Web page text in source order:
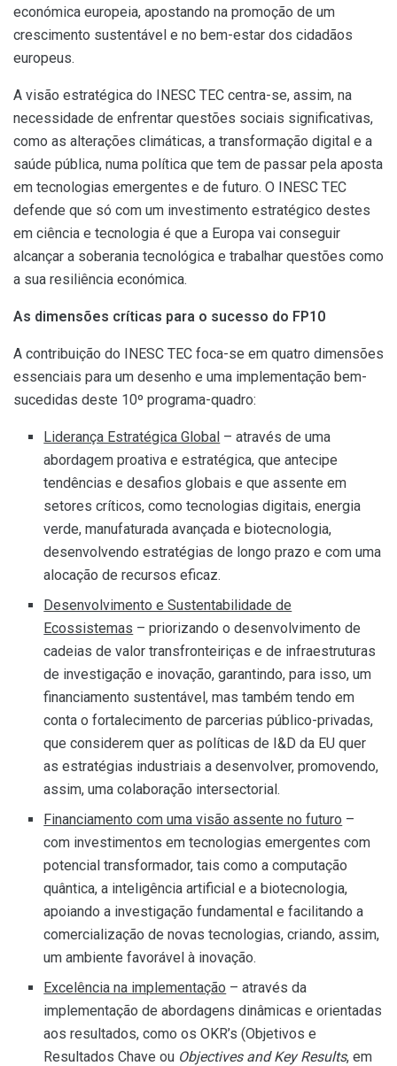
económica europeia, apostando na promoção de um
crescimento sustentável e no bem-estar dos cidadãos
europeus.
A visão estratégica do INESC TEC centra-se, assim, na
necessidade de enfrentar questões sociais significativas,
como as alterações climáticas, a transformação digital e a
saúde pública, numa política que tem de passar pela aposta
em tecnologias emergentes e de futuro. O INESC TEC
defende que só com um investimento estratégico destes
em ciência e tecnologia é que a Europa vai conseguir
alcançar a soberania tecnológica e trabalhar questões como
a sua resiliência económica.
As dimensões críticas para o sucesso do FP10
A contribuição do INESC TEC foca-se em quatro dimensões
essenciais para um desenho e uma implementação bem-
sucedidas deste 10º programa-quadro:
Liderança Estratégica Global – através de uma
abordagem proativa e estratégica, que antecipe
tendências e desafios globais e que assente em
setores críticos, como tecnologias digitais, energia
verde, manufaturada avançada e biotecnologia,
desenvolvendo estratégias de longo prazo e com uma
alocação de recursos eficaz.
Desenvolvimento e Sustentabilidade de
Ecossistemas – priorizando o desenvolvimento de
cadeias de valor transfronteiriças e de infraestruturas
de investigação e inovação, garantindo, para isso, um
financiamento sustentável, mas também tendo em
conta o fortalecimento de parcerias público-privadas,
que considerem quer as políticas de I&D da EU quer
as estratégias industriais a desenvolver, promovendo,
assim, uma colaboração intersectorial.
Financiamento com uma visão assente no futuro –
com investimentos em tecnologias emergentes com
potencial transformador, tais como a computação
quântica, a inteligência artificial e a biotecnologia,
apoiando a investigação fundamental e facilitando a
comercialização de novas tecnologias, criando, assim,
um ambiente favorável à inovação.
Excelência na implementação – através da
implementação de abordagens dinâmicas e orientadas
aos resultados, como os OKR’s (Objetivos e
Resultados Chave ou Objectives and Key Results, em